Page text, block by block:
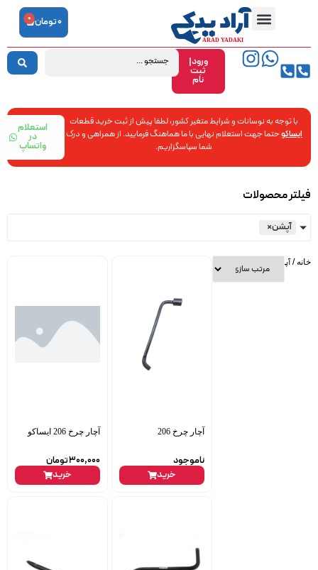
ورود|
ثبت
نام
0تومان 0
با توجه به نوسانات و شرایط متغیر کشور، لطفا پیش از ثبت خرید قطعات
ایساکوحتما جهت استعلام نهایی با ما هماهنگ فرمایید. از همراهی و درک
شما سپاسگزاریم.
استعلام
در
واتساپ
فیلتر محصولات
آپشن×
خانه/ آپشن
آچار چرخ 206
ناموجود
خرید
آچار چرخ 206 ایساکو
300,000تومان
خرید